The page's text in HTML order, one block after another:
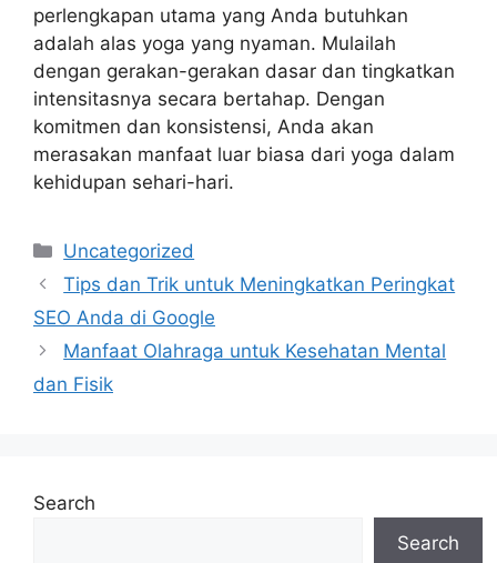
perlengkapan utama yang Anda butuhkan
adalah alas yoga yang nyaman. Mulailah
dengan gerakan-gerakan dasar dan tingkatkan
intensitasnya secara bertahap. Dengan
komitmen dan konsistensi, Anda akan
merasakan manfaat luar biasa dari yoga dalam
kehidupan sehari-hari.
Categories
Uncategorized
Tips dan Trik untuk Meningkatkan Peringkat
SEO Anda di Google
Manfaat Olahraga untuk Kesehatan Mental
dan Fisik
Search
Search